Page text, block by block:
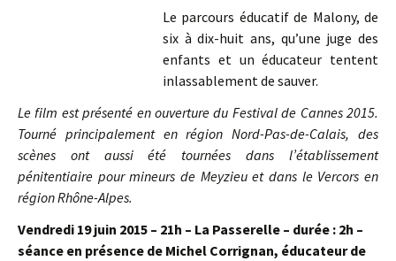
Le parcours éducatif de Malony, de
six à dix-huit ans, qu’une juge des
enfants et un éducateur tentent
inlassablement de sauver.
Le film est présenté en ouverture du Festival de Cannes 2015.
Tourné principalement en région Nord-Pas-de-Calais, des
scènes ont aussi été tournées dans l’établissement
pénitentiaire pour mineurs de Meyzieu et dans le Vercors en
région Rhône-Alpes.
Vendredi 19 juin 2015 – 21h – La Passerelle – durée : 2h –
séance en présence de Michel Corrignan, éducateur de